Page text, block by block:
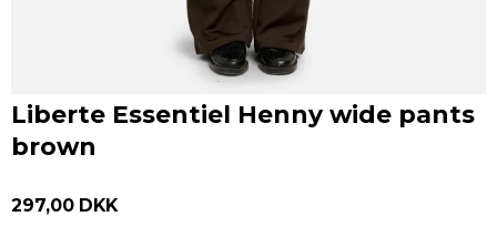
Liberte Essentiel Henny wide pants
brown
297,00 DKK